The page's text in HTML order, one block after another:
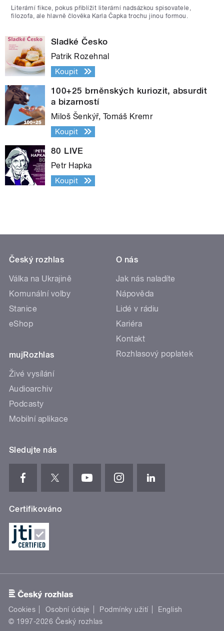
Literární fikce, pokus přiblížit literární nadsázkou spisovatele,
filozofa, ale hlavně člověka Karla Čapka trochu jinou formou.
Sladké Česko
Patrik Rozehnal
Koupit
100+25 brněnských kuriozit, absurdit
a bizarností
Miloš Šenkýř, Tomáš Kremr
Koupit
80 LIVE
Petr Hapka
Koupit
Český rozhlas
Válka na Ukrajině
Komunální volby
Stanice
eShop
mujRozhlas
Živé vysílání
Audioarchiv
Podcasty
Mobilní aplikace
O nás
Jak nás naladíte
Nápověda
Lidé v rádiu
Kariéra
Kontakt
Rozhlasový poplatek
Sledujte nás
Certifikováno
Cookies Osobní údaje Podmínky užití
English
© 1997-2026 Český rozhlas